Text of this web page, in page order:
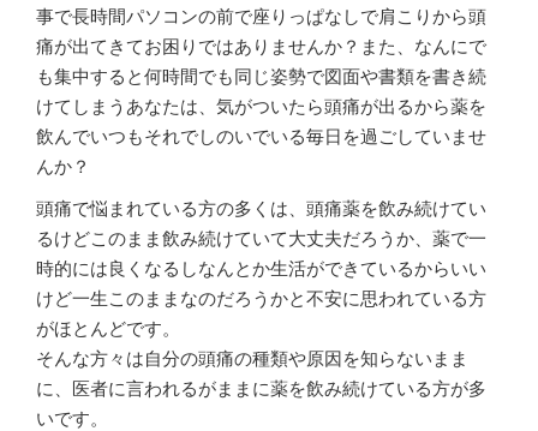
事で長時間パソコンの前で座りっぱなしで肩こりから頭
痛が出てきてお困りではありませんか？また、なんにで
も集中すると何時間でも同じ姿勢で図面や書類を書き続
けてしまうあなたは、気がついたら頭痛が出るから薬を
飲んでいつもそれでしのいでいる毎日を過ごしていませ
んか？
頭痛で悩まれている方の多くは、頭痛薬を飲み続けてい
るけどこのまま飲み続けていて大丈夫だろうか、薬で一
時的には良くなるしなんとか生活ができているからいい
けど一生このままなのだろうかと不安に思われている方
がほとんどです。
そんな方々は自分の頭痛の種類や原因を知らないまま
に、医者に言われるがままに薬を飲み続けている方が多
いです。